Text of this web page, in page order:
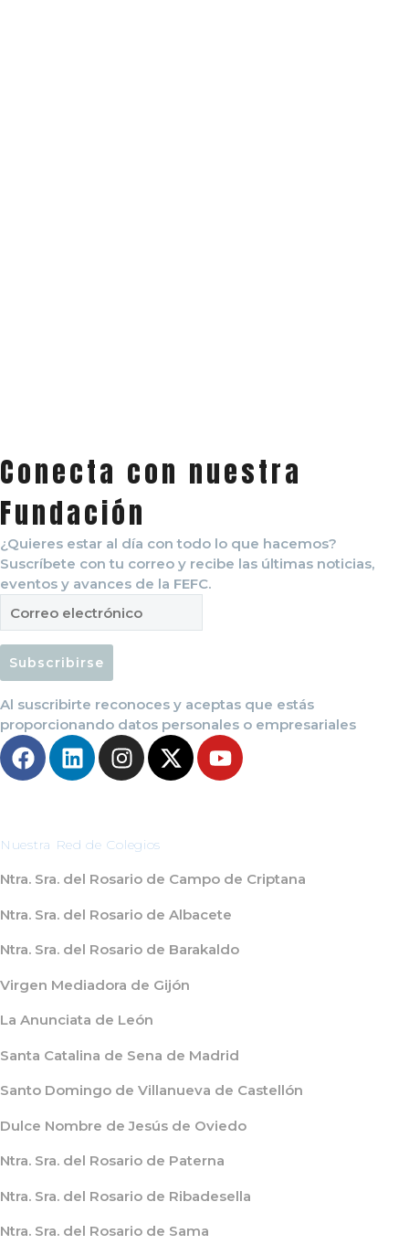
Conecta con nuestra
Fundación
¿Quieres estar al día con todo lo que hacemos?
Suscríbete con tu correo y recibe las últimas noticias,
eventos y avances de la FEFC.
Subscribirse
Al suscribirte reconoces y aceptas que estás
proporcionando datos personales o empresariales
Nuestra Red de Colegios
Ntra. Sra. del Rosario de Campo de Criptana
Ntra. Sra. del Rosario de Albacete
Ntra. Sra. del Rosario de Barakaldo
Virgen Mediadora de Gijón
La Anunciata de León
Santa Catalina de Sena de Madrid
Santo Domingo de Villanueva de Castellón
Dulce Nombre de Jesús de Oviedo
Ntra. Sra. del Rosario de Paterna
Ntra. Sra. del Rosario de Ribadesella
Ntra. Sra. del Rosario de Sama